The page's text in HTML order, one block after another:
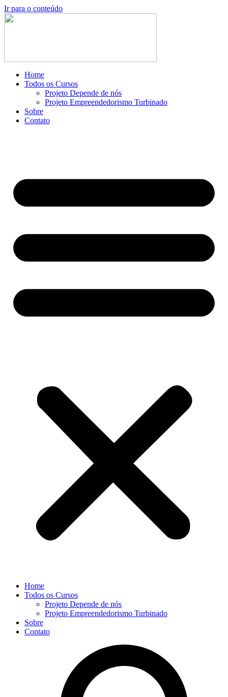
Ir para o conteúdo
Home
Todos os Cursos
Projeto Depende de nós
Projeto Empreendedorismo Turbinado
Sobre
Contato
Home
Todos os Cursos
Projeto Depende de nós
Projeto Empreendedorismo Turbinado
Sobre
Contato